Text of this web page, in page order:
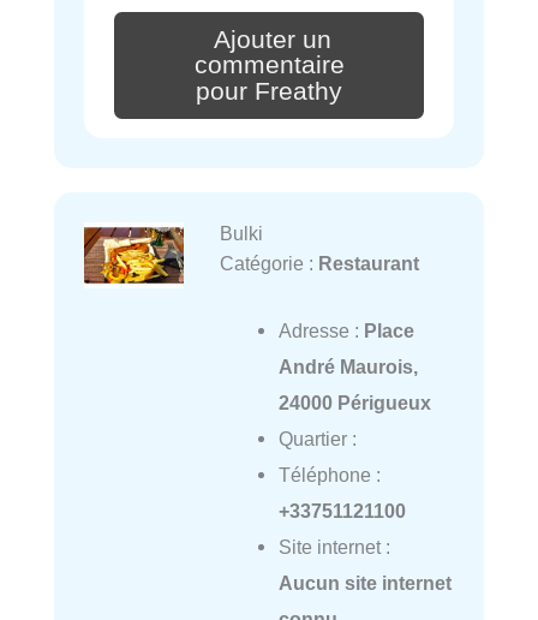
Ajouter un
commentaire
pour Freathy
Bulki
Catégorie : Restaurant
Adresse : Place
André Maurois,
24000 Périgueux
Quartier :
Téléphone :
+33751121100
Site internet :
Aucun site internet